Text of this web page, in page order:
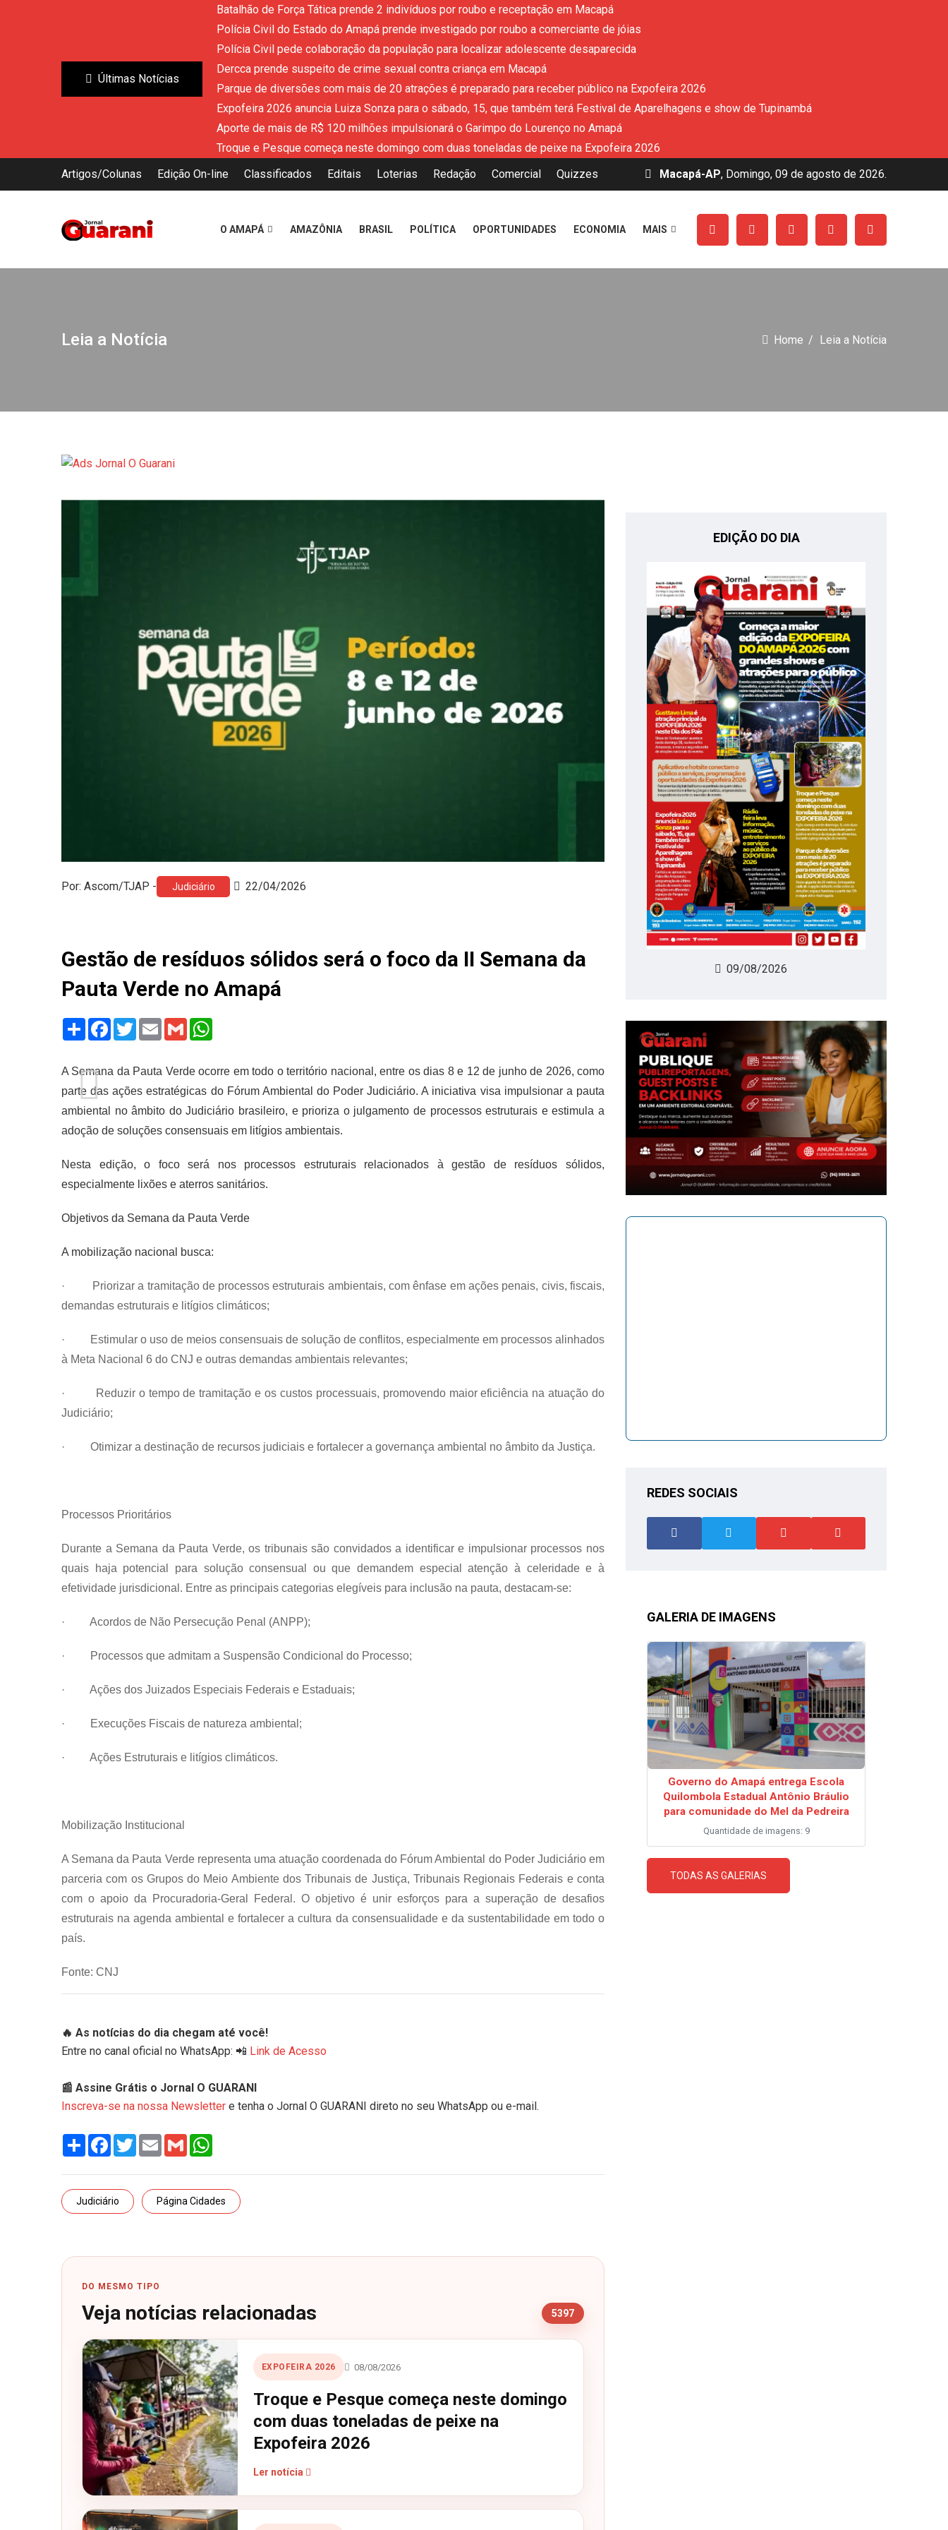
Últimas Notícias
Batalhão de Força Tática prende 2 indivíduos por roubo e receptação em Macapá
Polícia Civil do Estado do Amapá prende investigado por roubo a comerciante de jóias
Polícia Civil pede colaboração da população para localizar adolescente desaparecida
Dercca prende suspeito de crime sexual contra criança em Macapá
Parque de diversões com mais de 20 atrações é preparado para receber público na Expofeira 2026
Expofeira 2026 anuncia Luiza Sonza para o sábado, 15, que também terá Festival de Aparelhagens e show de Tupinambá
Aporte de mais de R$ 120 milhões impulsionará o Garimpo do Lourenço no Amapá
Troque e Pesque começa neste domingo com duas toneladas de peixe na Expofeira 2026
Artigos/Colunas
Edição On-line Classificados Editais Loterias Redação Comercial Quizzes Macapá-AP, Domingo, 09 de agosto de 2026.
O AMAPÁ AMAZÔNIA BRASIL POLÍTICA OPORTUNIDADES ECONOMIA MAIS
Leia a Notícia Home Leia a Notícia
Por: Ascom/TJAP - Judiciário 22/04/2026
Gestão de resíduos sólidos será o foco da II Semana da
Pauta Verde no Amapá
Share Facebook
TwitterEmail Gmail
A Semana da Pauta Verde ocorre em todo o território nacional, entre os dias 8 e 12 de junho de 2026, como
parte das ações estratégicas do Fórum Ambiental do Poder Judiciário. A iniciativa visa impulsionar a pauta
ambiental no âmbito do Judiciário brasileiro, e prioriza o julgamento de processos estruturais e estimula a
adoção de soluções consensuais em litígios ambientais.
Nesta edição, o foco será nos processos estruturais relacionados à gestão de resíduos sólidos,
especialmente lixões e aterros sanitários.
Objetivos da Semana da Pauta Verde
A mobilização nacional busca:
· Priorizar a tramitação de processos estruturais ambientais, com ênfase em ações penais, civis, fiscais,
demandas estruturais e litígios climáticos;
· Estimular o uso de meios consensuais de solução de conflitos, especialmente em processos alinhados
à Meta Nacional 6 do CNJ e outras demandas ambientais relevantes;
· Reduzir o tempo de tramitação e os custos processuais, promovendo maior eficiência na atuação do
Judiciário;
· Otimizar a destinação de recursos judiciais e fortalecer a governança ambiental no âmbito da Justiça.
Processos Prioritários
Durante a Semana da Pauta Verde, os tribunais são convidados a identificar e impulsionar processos nos
quais haja potencial para solução consensual ou que demandem especial atenção à celeridade e à
efetividade jurisdicional. Entre as principais categorias elegíveis para inclusão na pauta, destacam-se:
· Acordos de Não Persecução Penal (ANPP);
· Processos que admitam a Suspensão Condicional do Processo;
· Ações dos Juizados Especiais Federais e Estaduais;
· Execuções Fiscais de natureza ambiental;
· Ações Estruturais e litígios climáticos.
Mobilização Institucional
A Semana da Pauta Verde representa uma atuação coordenada do Fórum Ambiental do Poder Judiciário em
parceria com os Grupos do Meio Ambiente dos Tribunais de Justiça, Tribunais Regionais Federais e conta
com o apoio da Procuradoria-Geral Federal. O objetivo é unir esforços para a superação de desafios
estruturais na agenda ambiental e fortalecer a cultura da consensualidade e da sustentabilidade em todo o
país.
Fonte: CNJ
🔥 As notícias do dia chegam até você!
Entre no canal oficial no WhatsApp: 📲 Link de Acesso
📰 Assine Grátis o Jornal O GUARANI
Inscreva-se na nossa Newsletter e tenha o Jornal O GUARANI direto no seu WhatsApp ou e-mail.
Share Facebook
TwitterEmail Gmail
Judiciário Página Cidades
DO MESMO TIPO
Veja notícias relacionadas 5397
EXPOFEIRA 2026 08/08/2026
Troque e Pesque começa neste domingo
com duas toneladas de peixe na
Expofeira 2026
Ler notícia
EDIÇÃO DO DIA
09/08/2026
REDES SOCIAIS
GALERIA DE IMAGENS
Governo do Amapá entrega Escola
Quilombola Estadual Antônio Bráulio
para comunidade do Mel da Pedreira
Quantidade de imagens: 9
TODAS AS GALERIAS